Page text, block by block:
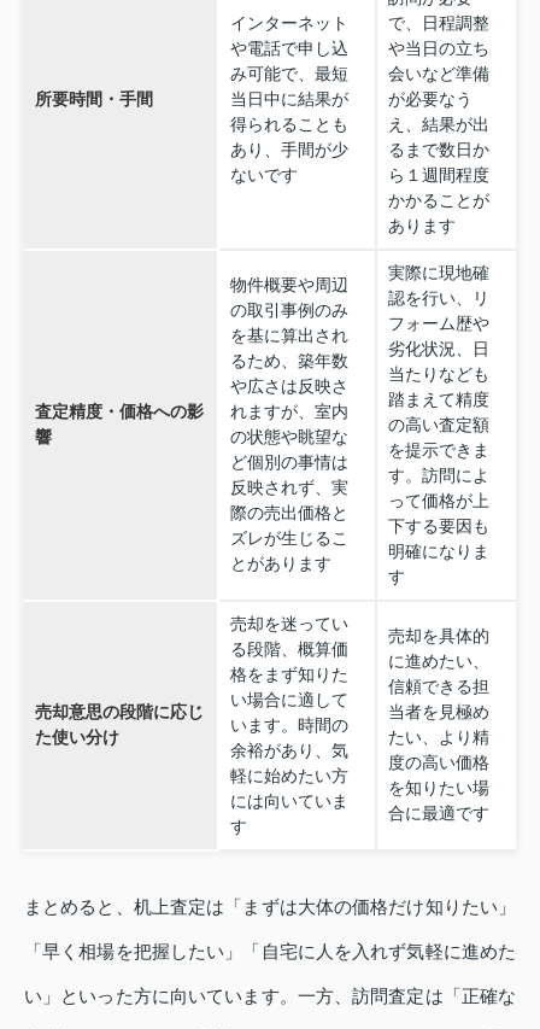
所要時間・手間
インターネット
や電話で申し込
み可能で、最短
当日中に結果が
得られることも
あり、手間が少
ないです
で、日程調整
や当日の立ち
会いなど準備
が必要なう
え、結果が出
るまで数日か
ら１週間程度
かかることが
あります
査定精度・価格への影
響
物件概要や周辺
の取引事例のみ
を基に算出され
るため、築年数
や広さは反映さ
れますが、室内
の状態や眺望な
ど個別の事情は
反映されず、実
際の売出価格と
ズレが生じるこ
とがあります
実際に現地確
認を行い、リ
フォーム歴や
劣化状況、日
当たりなども
踏まえて精度
の高い査定額
を提示できま
す。訪問によ
って価格が上
下する要因も
明確になりま
す
売却意思の段階に応じ
た使い分け
売却を迷ってい
る段階、概算価
格をまず知りた
い場合に適して
います。時間の
余裕があり、気
軽に始めたい方
には向いていま
す
売却を具体的
に進めたい、
信頼できる担
当者を見極め
たい、より精
度の高い価格
を知りたい場
合に最適です
まとめると、机上査定は「まずは大体の価格だけ知りたい」
「早く相場を把握したい」「自宅に人を入れず気軽に進めた
い」といった方に向いています。一方、訪問査定は「正確な